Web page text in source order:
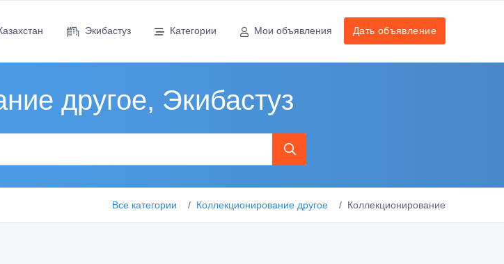
Экибастуз Категории Мои объявления Дать объявление
другое, Экибастуз
Все категории Коллекционирование другое Коллекционирование